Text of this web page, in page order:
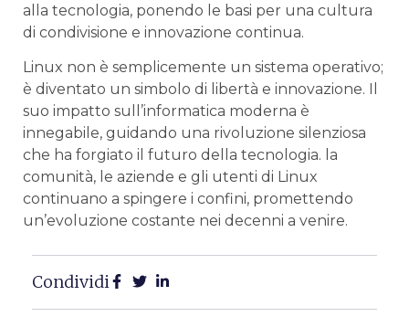
alla tecnologia, ‍ponendo le basi per una cultura
⁣di ‌condivisione e innovazione ⁢continua.
Linux⁣ non è semplicemente ⁢un sistema⁣ operativo;
è diventato ⁣un⁣ simbolo di libertà e innovazione. Il
suo impatto sull’informatica moderna è
innegabile, guidando una rivoluzione silenziosa​
che ha forgiato ‌il futuro della tecnologia. la
⁤comunità, le aziende e gli utenti di Linux ​
continuano a spingere i‌ confini, promettendo
un’evoluzione costante ⁣nei decenni a‌ venire.
Condividi